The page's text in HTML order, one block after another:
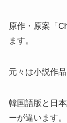
原作・原案「
ます。
元々は小説作品
韓国語版と日
ーが違います。